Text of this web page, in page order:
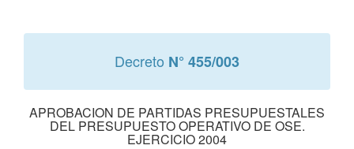
Decreto N° 455/003
APROBACION DE PARTIDAS PRESUPUESTALES
DEL PRESUPUESTO OPERATIVO DE OSE.
EJERCICIO 2004